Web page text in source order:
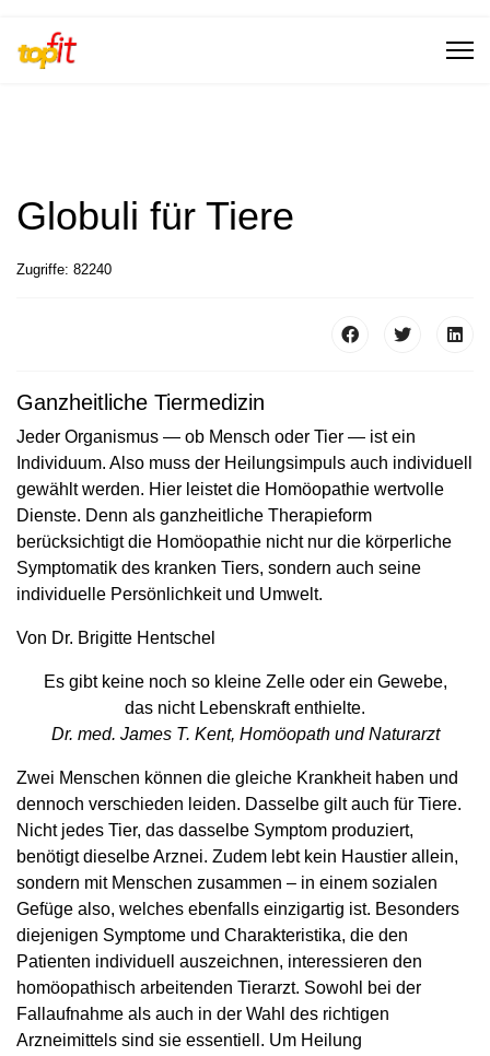
Globuli für Tiere
Zugriffe: 82240
Ganzheitliche Tiermedizin
Jeder Organismus — ob Mensch oder Tier — ist ein
Individuum. Also muss der Heilungsimpuls auch individuell
gewählt werden. Hier leistet die Homöopathie wertvolle
Dienste. Denn als ganzheitliche Therapieform
berücksichtigt die Homöopathie nicht nur die körperliche
Symptomatik des kranken Tiers, sondern auch seine
individuelle Persönlichkeit und Umwelt.
Von Dr. Brigitte Hentschel
Es gibt keine noch so kleine ­Zelle oder ein ­Gewebe,
das nicht Lebenskraft enthielte.
Dr. med. James T. Kent, Homöopath und Naturarzt
Zwei Menschen können die gleiche Krankheit haben und
dennoch verschieden leiden. Dasselbe gilt auch für Tiere.
Nicht jedes Tier, das dasselbe Symptom produziert,
benötigt dieselbe Arznei. Zudem lebt kein Haustier allein,
sondern mit Menschen zusammen – in einem sozialen
Gefüge also, welches ebenfalls einzigartig ist. Besonders
diejenigen Symptome und Charakteristika, die den
Patienten individuell auszeichnen, interessieren den
homöopathisch arbeitenden Tierarzt. Sowohl bei der
Fallaufnahme als auch in der Wahl des richtigen
Arzneimittels sind sie essentiell. Um Heilung